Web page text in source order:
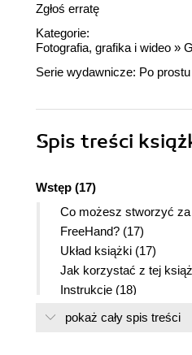
Zgłoś erratę
Kategorie:
Fotografia, grafika i wideo »
Serie wydawnicze: Po prostu
Spis treści
Wstęp (17)
Co możesz stworzyć
FreeHand? (17)
Układ książki (17)
Jak korzystać z tej
Instrukcje (18)
Polecenia menu (18)
Skróty klawiszowe (18)
pokaż cały spis treści